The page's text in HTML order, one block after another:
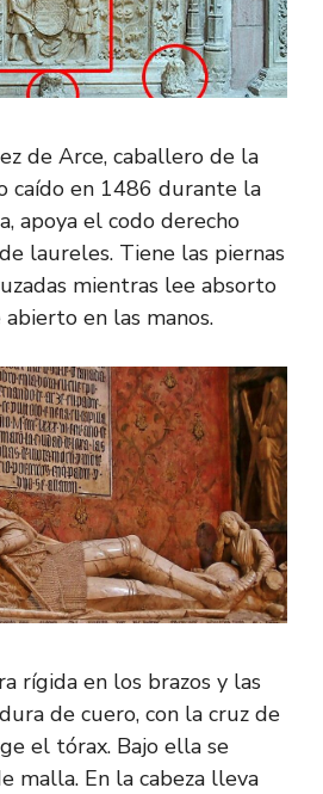
de Arce, caballero de la
caído en 1486 durante la
apoya el codo derecho
laureles. Tiene las piernas
mientras lee absorto
en las manos.
rígida en los brazos y las
de cuero, con la cruz de
el tórax. Bajo ella se
malla. En la cabeza lleva